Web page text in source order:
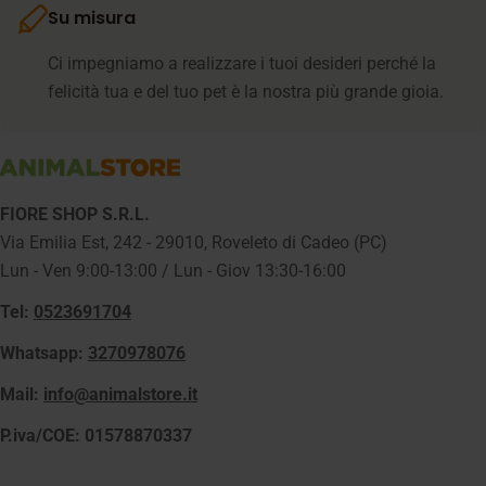
Su misura
Ci impegniamo a realizzare i tuoi desideri perché la
felicità tua e del tuo pet è la nostra più grande gioia.
FIORE SHOP S.R.L.
Via Emilia Est, 242 - 29010, Roveleto di Cadeo (PC)
Lun - Ven 9:00-13:00 / Lun - Giov 13:30-16:00
Tel: 0523691704
Whatsapp: 3270978076
Mail: info@animalstore.it
P.iva/COE: 01578870337